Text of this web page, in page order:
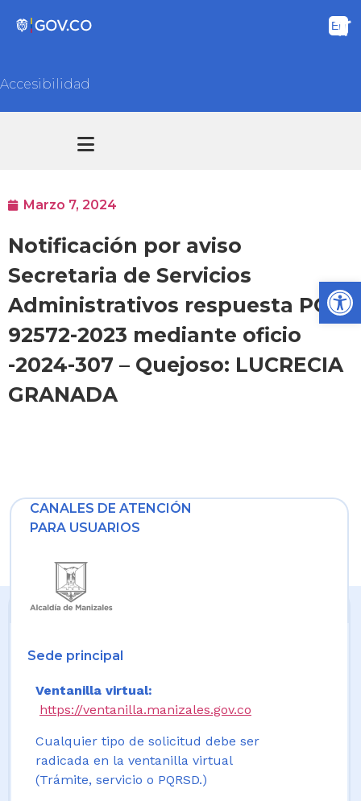
Accesibilidad
Marzo 7, 2024
Notificación por aviso
Secretaria de Servicios
Administrativos respuesta PQR
92572-2023 mediante oficio
-2024-307 – Quejoso: LUCRECIA
GRANADA
CANALES DE ATENCIÓN
PARA USUARIOS
Sede principal
Ventanilla virtual:
https://ventanilla.manizales.gov.co
Cualquier tipo de solicitud debe ser
radicada en la ventanilla virtual
(Trámite, servicio o PQRSD.)